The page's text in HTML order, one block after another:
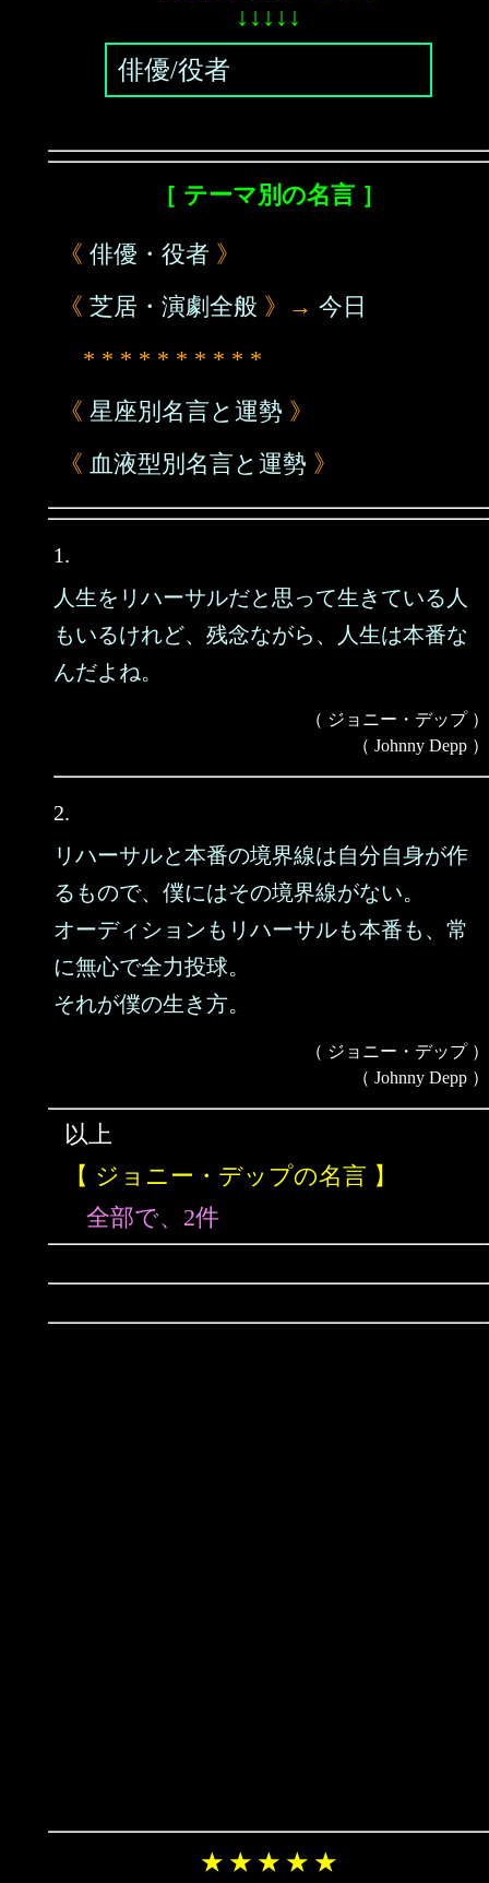
↓↓↓↓↓
俳優/役者
［ テーマ別の名言 ］
《 俳優・役者 》
《 芝居・演劇全般 》→ 今日
* * * * * * * * * *
《 星座別名言と運勢 》
《 血液型別名言と運勢 》
1.
人生をリハーサルだと思って生きている人
もいるけれど、残念ながら、人生は本番な
んだよね。
（ ジョニー・デップ ）
（ Johnny Depp ）
2.
リハーサルと本番の境界線は自分自身が作
るもので、僕にはその境界線がない。
オーディションもリハーサルも本番も、常
に無心で全力投球。
それが僕の生き方。
（ ジョニー・デップ ）
（ Johnny Depp ）
以上
【 ジョニー・デップの名言 】
全部で、2件
★ ★ ★ ★ ★